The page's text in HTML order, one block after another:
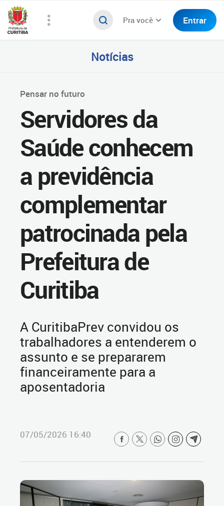
Pra você Entrar
Notícias
Pensar no futuro
Servidores da
Saúde conhecem
a previdência
complementar
patrocinada pela
Prefeitura de
Curitiba
A CuritibaPrev convidou os
trabalhadores a entenderem o
assunto e se prepararem
financeiramente para a
aposentadoria
07/05/2026 16:40